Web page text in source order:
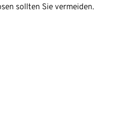
sollten Sie vermeiden.